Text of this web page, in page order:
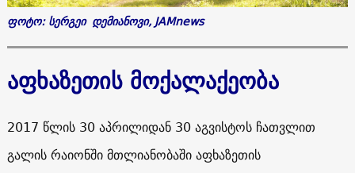
ფოტო: სერგეი დემიანოვი, JAMnews
აფხაზეთის მოქალაქეობა
2017 წლის 30 აპრილიდან 30 აგვისტოს ჩათვლით
გალის რაიონში მთლიანობაში აფხაზეთის